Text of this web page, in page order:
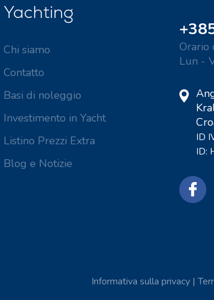
Yachting
Chi siamo
Contatto
Basi di noleggio
Investimento in Yacht
Listino Prezzi Extra
Blog e Notizie
Orario
Lun -
ID
ID:
Informativa sulla privacy |